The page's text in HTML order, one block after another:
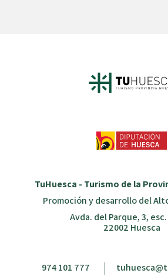
TuHuesca - Turismo de la
Promoción y desarrollo del
Avda. del Parque, 3, esc.
22002 Huesca
974 101 777